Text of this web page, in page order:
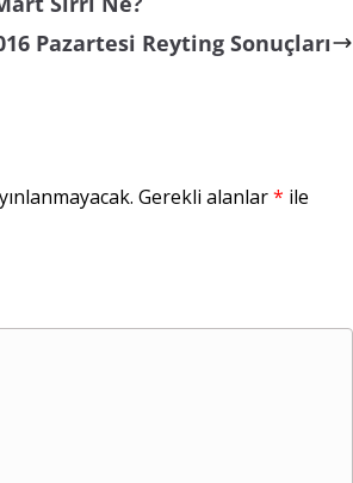
Pazartesi Reyting Sonuçları
Gerekli alanlar* ile